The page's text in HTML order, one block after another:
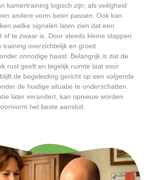
kamertraining logisch zijn; als veiligheid
andere vorm beter passen. Ook kan
welke signalen laten zien dat een
of te zwaar is. Door steeds kleine stappen
training overzichtelijk en groeit
onnodige haast. Belangrijk is dat de
rust geeft en tegelijk ruimte laat voor
de begeleiding gericht op een volgende
de huidige situatie te onderschatten.
later verandert, kan opnieuw worden
het beste aansluit.